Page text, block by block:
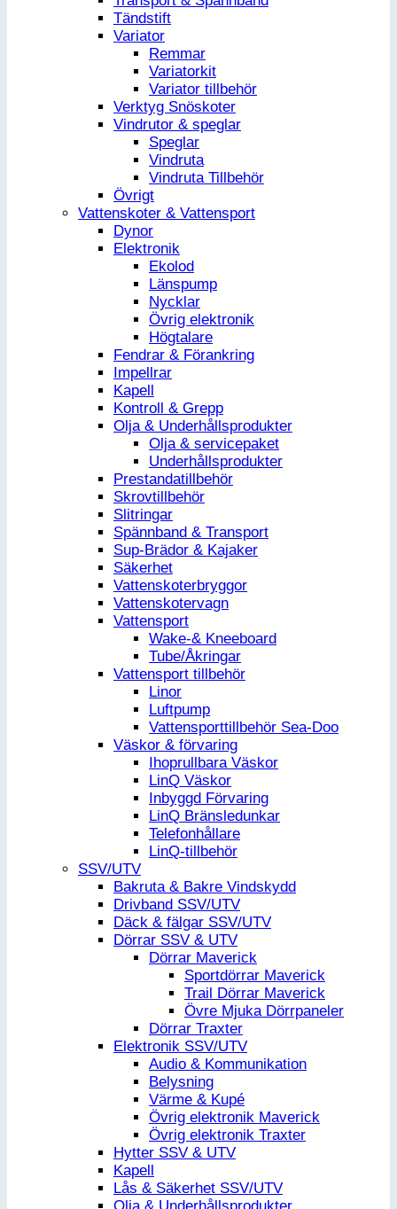
Tändstift
Variator
Remmar
Variatorkit
Variator tillbehör
Verktyg Snöskoter
Vindrutor & speglar
Speglar
Vindruta
Vindruta Tillbehör
Övrigt
Vattenskoter & Vattensport
Dynor
Elektronik
Ekolod
Länspump
Nycklar
Övrig elektronik
Högtalare
Fendrar & Förankring
Impellrar
Kapell
Kontroll & Grepp
Olja & Underhållsprodukter
Olja & servicepaket
Underhållsprodukter
Prestandatillbehör
Skrovtillbehör
Slitringar
Spännband & Transport
Sup-Brädor & Kajaker
Säkerhet
Vattenskoterbryggor
Vattenskotervagn
Vattensport
Wake-& Kneeboard
Tube/Åkringar
Vattensport tillbehör
Linor
Luftpump
Vattensporttillbehör Sea-Doo
Väskor & förvaring
Ihoprullbara Väskor
LinQ Väskor
Inbyggd Förvaring
LinQ Bränsledunkar
Telefonhållare
LinQ-tillbehör
SSV/UTV
Bakruta & Bakre Vindskydd
Drivband SSV/UTV
Däck & fälgar SSV/UTV
Dörrar SSV & UTV
Dörrar Maverick
Sportdörrar Maverick
Trail Dörrar Maverick
Övre Mjuka Dörrpaneler
Dörrar Traxter
Elektronik SSV/UTV
Audio & Kommunikation
Belysning
Värme & Kupé
Övrig elektronik Maverick
Övrig elektronik Traxter
Hytter SSV & UTV
Kapell
Lås & Säkerhet SSV/UTV